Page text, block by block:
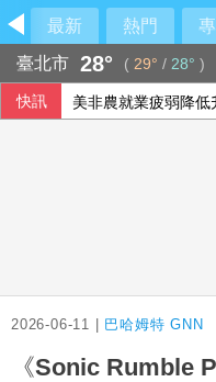
最新 熱門
臺北市 28° ( 29° / 28° )
快訊 美非農就業疲弱降
2026-06-11 | 巴哈姆特 GNN
《Sonic Rumble